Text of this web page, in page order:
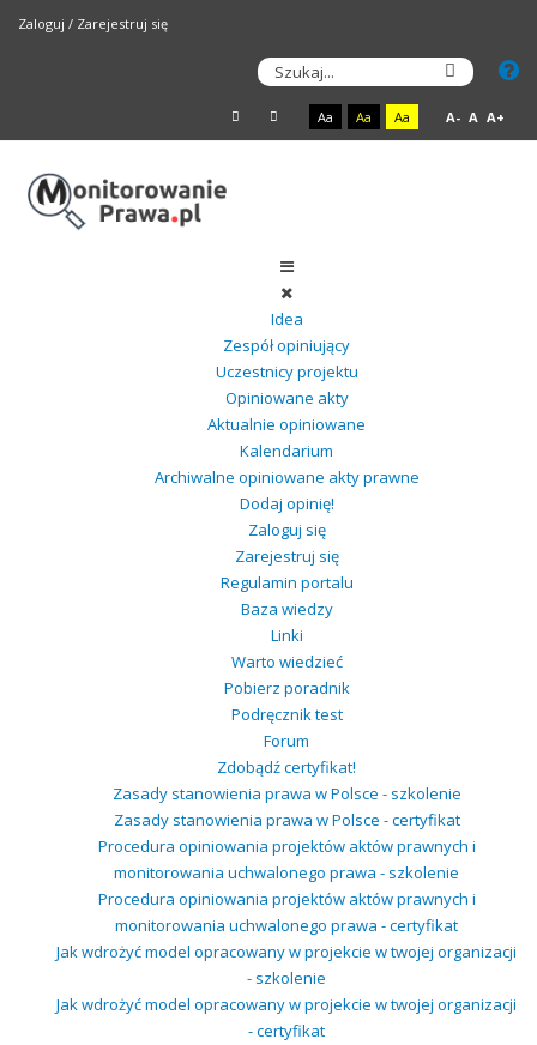
Zaloguj / Zarejestruj się
Aa Aa Aa A- A A+
Idea
Zespół opiniujący
Uczestnicy projektu
Opiniowane akty
Aktualnie opiniowane
Kalendarium
Archiwalne opiniowane akty prawne
Dodaj opinię!
Zaloguj się
Zarejestruj się
Regulamin portalu
Baza wiedzy
Linki
Warto wiedzieć
Pobierz poradnik
Podręcznik test
Forum
Zdobądź certyfikat!
Zasady stanowienia prawa w Polsce - szkolenie
Zasady stanowienia prawa w Polsce - certyfikat
Procedura opiniowania projektów aktów prawnych i
monitorowania uchwalonego prawa - szkolenie
Procedura opiniowania projektów aktów prawnych i
monitorowania uchwalonego prawa - certyfikat
Jak wdrożyć model opracowany w projekcie w twojej organizacji
- szkolenie
Jak wdrożyć model opracowany w projekcie w twojej organizacji
- certyfikat